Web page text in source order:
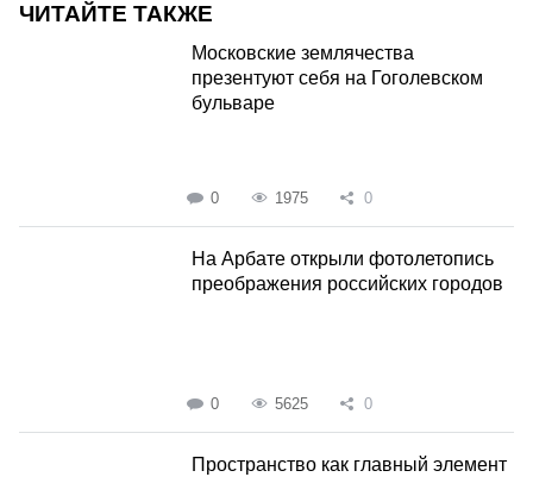
ЧИТАЙТЕ ТАКЖЕ
Московские землячества
презентуют себя на Гоголевском
бульваре
0 1975 0
На Арбате открыли фотолетопись
преображения российских городов
0 5625 0
Пространство как главный элемент